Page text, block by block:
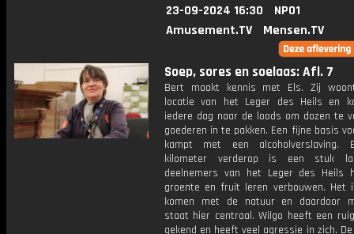
23-09-2024 16:30
NPO1
Amusement.TV
Mensen.TV
Soep, sores en soelaas: Afl. 7
Bert maakt kennis met Els. Zij
locatie van het Leger des Heils en
iedere dag naar de loods om dozen te
goederen in te pakken. Een fijne basis
kampt met een alcoholverslaving.
kilometer verderop is een stuk
deelnemers van het Leger des Heils
groente en fruit leren verbouwen. Het
komen met de natuur en daardoor
staat hier centraal. Wilgo heeft een
gekend en heeft veel agressie in zich.